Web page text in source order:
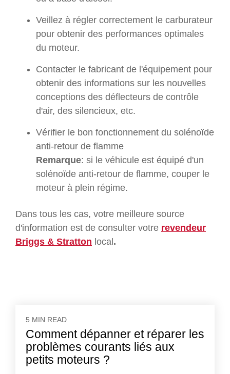
Veillez à régler correctement le carburateur
pour obtenir des performances optimales
du moteur.
Contacter le fabricant de l'équipement pour
obtenir des informations sur les nouvelles
conceptions des déflecteurs de contrôle
d'air, des silencieux, etc.
Vérifier le bon fonctionnement du solénoïde
anti-retour de flamme
Remarque: si le véhicule est équipé d'un
solénoïde anti-retour de flamme, couper le
moteur à plein régime.
Dans tous les cas, votre meilleure source
d'information est de consulter votre revendeur
Briggs & Stratton local.
5 MIN READ
Comment dépanner et réparer les
problèmes courants liés aux
petits moteurs ?